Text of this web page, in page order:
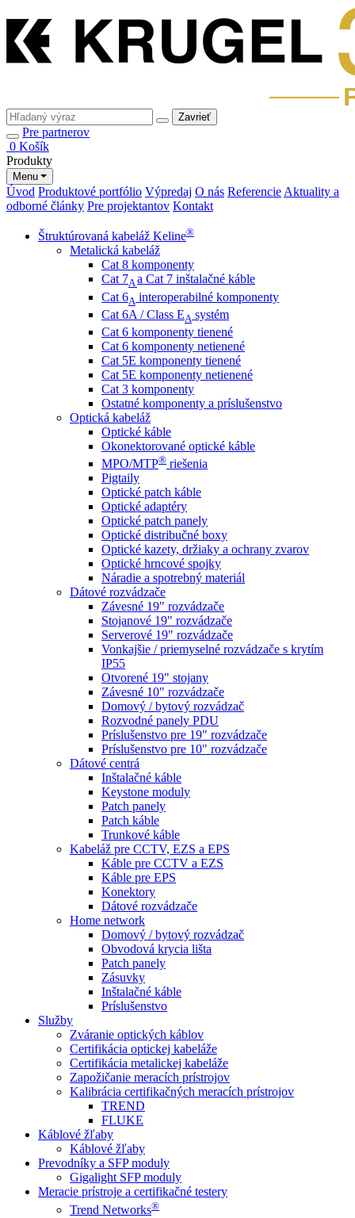
Zavrieť
Pre partnerov
0 Košík
Produkty
Menu
Úvod Produktové portfólio Výpredaj O nás Referencie Aktuality a
odborné články Pre projektantov Kontakt
Štruktúrovaná kabeláž Keline®
Metalická kabeláž
Cat 8 komponenty
Cat 7Aa Cat 7 inštalačné káble
Cat 6A interoperabilné komponenty
Cat 6A / Class EA systém
Cat 6 komponenty tienené
Cat 6 komponenty netienené
Cat 5E komponenty tienené
Cat 5E komponenty netienené
Cat 3 komponenty
Ostatné komponenty a príslušenstvo
Optická kabeláž
Optické káble
Okonektorované optické káble
MPO/MTP® ​ riešenia
Pigtaily
Optické patch káble
Optické adaptéry
Optické patch panely
Optické distribučné boxy
Optické kazety, držiaky a ochrany zvarov
Optické hrncové spojky
Náradie a spotrebný materiál
Dátové rozvádzače
Závesné 19" rozvádzače
Stojanové 19" rozvádzače
Serverové 19" rozvádzače
Vonkajšie / priemyselné rozvádzače s krytím
IP55
Otvorené 19" stojany
Závesné 10" rozvádzače
Domový / bytový rozvádzač
Rozvodné panely PDU
Príslušenstvo pre 19" rozvádzače
Príslušenstvo pre 10" rozvádzače
Dátové centrá
Inštalačné káble
Keystone moduly
Patch panely
Patch káble
Trunkové káble
Kabeláž pre CCTV, EZS a EPS
Káble pre CCTV a EZS
Káble pre EPS
Konektory
Dátové rozvádzače
Home network
Domový / bytový rozvádzač
Obvodová krycia lišta
Patch panely
Zásuvky
Inštalačné káble
Príslušenstvo
Služby
Zváranie optických káblov
Certifikácia optickej kabeláže
Certifikácia metalickej kabeláže
Zapožičanie meracích prístrojov
Kalibrácia certifikačných meracích prístrojov
TREND
FLUKE
Káblové žľaby
Káblové žľaby
Prevodníky a SFP moduly
Gigalight SFP moduly
Meracie prístroje a certifikačné testery
Trend Networks®